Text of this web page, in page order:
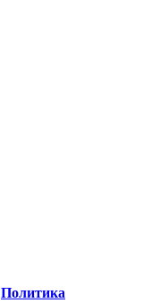
Политика